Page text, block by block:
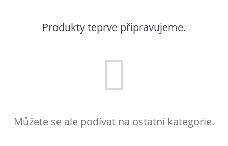
Produkty teprve připravujeme.
Můžete se ale podívat na ostatní kategorie.